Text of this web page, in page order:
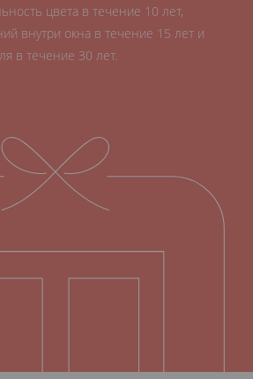
цвета в течение 10 лет,
внутри окна в течение 15 лет и
в течение 30 лет.